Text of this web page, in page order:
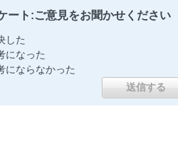
ート:ご意見をお聞かせください
した
になった
にならなかった